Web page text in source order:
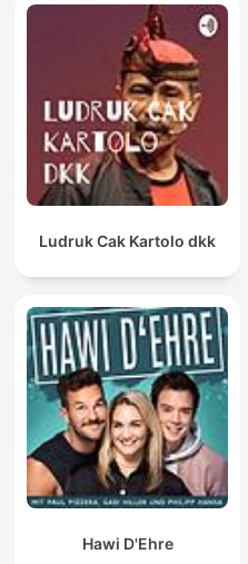
Ludruk Cak Kartolo dkk
Hawi D'Ehre